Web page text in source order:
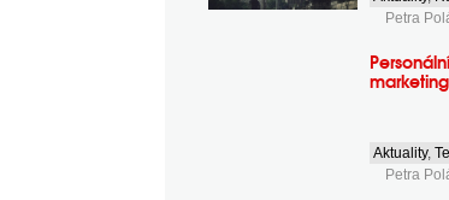
Petra
Aktuality,
Petra